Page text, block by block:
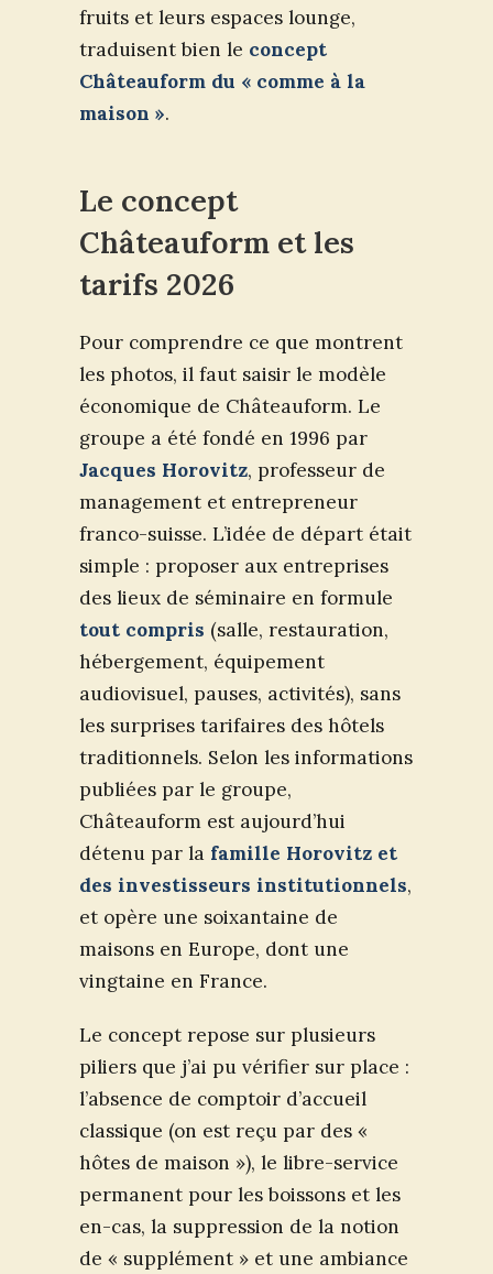
fruits et leurs espaces lounge,
traduisent bien le concept
Châteauform du « comme à la
maison ».
Le concept
Châteauform et les
tarifs 2026
Pour comprendre ce que montrent
les photos, il faut saisir le modèle
économique de Châteauform. Le
groupe a été fondé en 1996 par
Jacques Horovitz, professeur de
management et entrepreneur
franco-suisse. L’idée de départ était
simple : proposer aux entreprises
des lieux de séminaire en formule
tout compris (salle, restauration,
hébergement, équipement
audiovisuel, pauses, activités), sans
les surprises tarifaires des hôtels
traditionnels. Selon les informations
publiées par le groupe,
Châteauform est aujourd’hui
détenu par la famille Horovitz et
des investisseurs institutionnels,
et opère une soixantaine de
maisons en Europe, dont une
vingtaine en France.
Le concept repose sur plusieurs
piliers que j’ai pu vérifier sur place :
l’absence de comptoir d’accueil
classique (on est reçu par des «
hôtes de maison »), le libre-service
permanent pour les boissons et les
en-cas, la suppression de la notion
de « supplément » et une ambiance